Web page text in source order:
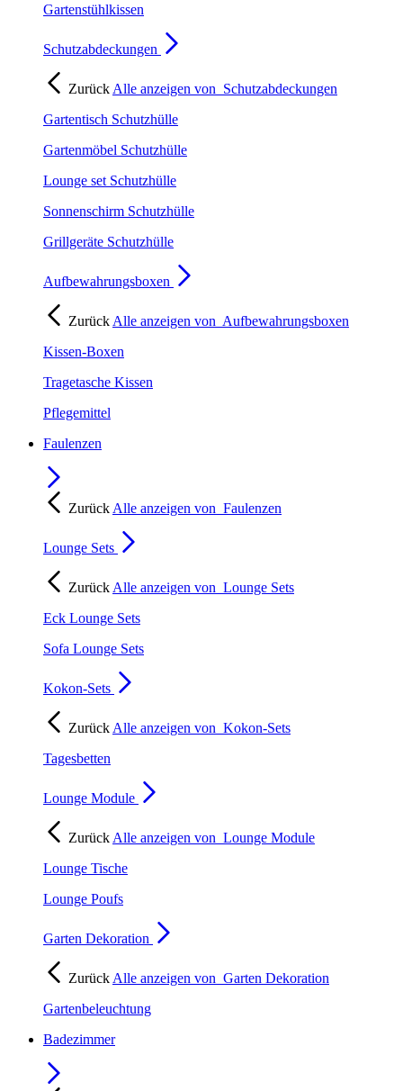
Gartenstühlkissen
Schutzabdeckungen
Zurück Alle anzeigen von Schutzabdeckungen
Gartentisch Schutzhülle
Gartenmöbel Schutzhülle
Lounge set Schutzhülle
Sonnenschirm Schutzhülle
Grillgeräte Schutzhülle
Aufbewahrungsboxen
Zurück Alle anzeigen von Aufbewahrungsboxen
Kissen-Boxen
Tragetasche Kissen
Pflegemittel
Faulenzen
Zurück Alle anzeigen von Faulenzen
Lounge Sets
Zurück Alle anzeigen von Lounge Sets
Eck Lounge Sets
Sofa Lounge Sets
Kokon-Sets
Zurück Alle anzeigen von Kokon-Sets
Tagesbetten
Lounge Module
Zurück Alle anzeigen von Lounge Module
Lounge Tische
Lounge Poufs
Garten Dekoration
Zurück Alle anzeigen von Garten Dekoration
Gartenbeleuchtung
Badezimmer